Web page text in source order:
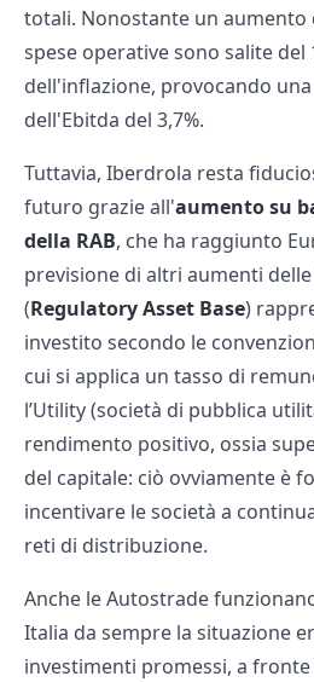
totali. Nonostante un aumento
spese operative sono salite del
dell'inflazione, provocando
dell'Ebitda del 3,7%.
Tuttavia, Iberdrola resta
futuro grazie all'aumento su
della RAB, che ha raggiunto
previsione di altri aumenti delle
(Regulatory Asset Base)
investito secondo le
cui si applica un tasso di
l’Utility (società di pubblica
rendimento positivo, ossia
del capitale: ciò ovviamente è
incentivare le società a
reti di distribuzione.
Anche le Autostrade
Italia da sempre la situazione
investimenti promessi, a